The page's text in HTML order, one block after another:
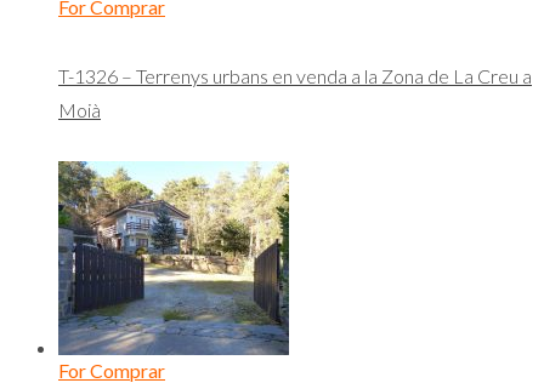
For Comprar
T-1326 – Terrenys urbans en venda a la Zona de La Creu a
Moià
For Comprar